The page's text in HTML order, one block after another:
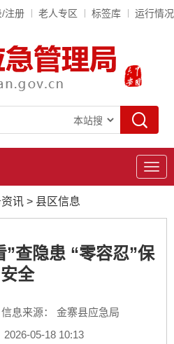
/注册 老人专区 标签库 运行情况
导
航
讯 > 县区信息
查隐患 “零容忍”保
安全
信息来源： 金寨县应急局
2026-05-18 10:13